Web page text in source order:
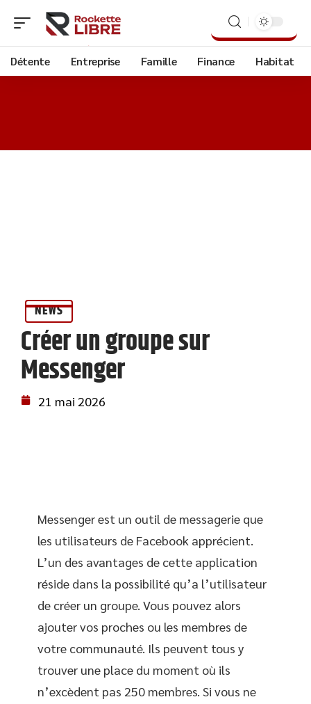
Détente Entreprise Famille Finance Habitat
NEWS
Créer un groupe sur
Messenger
21 mai 2026
Messenger est un outil de messagerie que
les utilisateurs de Facebook apprécient.
L’un des avantages de cette application
réside dans la possibilité qu’a l’utilisateur
de créer un groupe. Vous pouvez alors
ajouter vos proches ou les membres de
votre communauté. Ils peuvent tous y
trouver une place du moment où ils
n’excèdent pas 250 membres. Si vous ne